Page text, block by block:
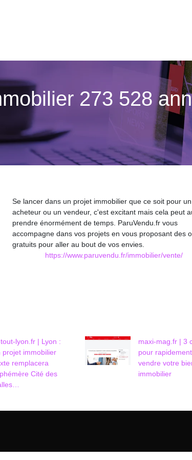
273 528
Se lancer dans un projet immobilier que ce soit pour un
acheteur ou un vendeur, c'est excitant mais cela peut
prendre énormément de temps. ParuVendu.fr vous
accompagne dans vos projets en vous proposant des
gratuits pour aller au bout de vos envies.
https://www.paruvendu.fr/immobilier/vente/
lyon.fr | Lyon :
projet immobilier
remplacera
Cité des
maxi-mag.fr | 3
pour rapidement
vendre votre
immobilier